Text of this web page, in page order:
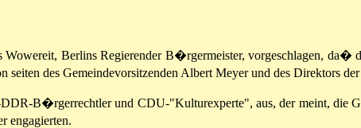
Wowereit, Berlins Regierender B�rgermeister, vorgeschlagen,
des Gemeindevorsitzenden Albert Meyer und des Direktors
B�rgerrechtler und CDU-"Kulturexperte", aus, der meint, die
engagierten.